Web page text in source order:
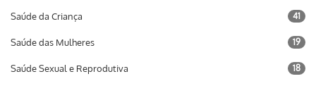
Saúde da Criança 41
Saúde das Mulheres 19
Saúde Sexual e Reprodutiva 18